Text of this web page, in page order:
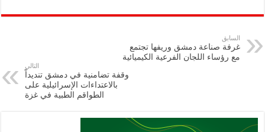
p
y
Li
eb
k
tt
nt
at
A
p
gr
ai
ar
السابق
غرفة صناعة دمشق وريفها تجتمع
مع رؤساء اللجان الفرعية الكيميائية
التالي
وقفة تضامنية في دمشق تنديداً
بالاعتداءات الإسرائيلية على
الطواقم الطبية في غزة